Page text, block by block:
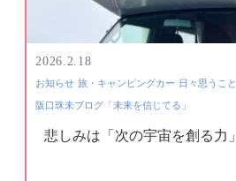
2026.2.18
お知らせ 旅・キャンピングカー 日々思うこと
阪口珠未ブログ「未来を信じてる」
悲しみは「次の宇宙を創る力」